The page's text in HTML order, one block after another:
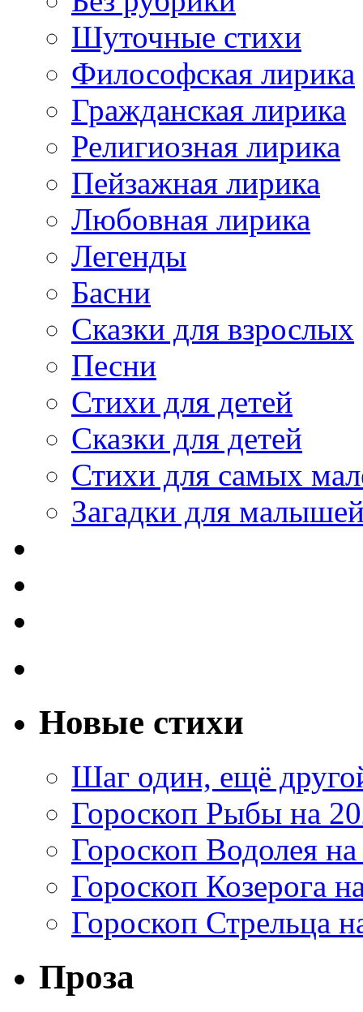
Шуточные стихи
Философская лирика
Гражданская лирика
Религиозная лирика
Пейзажная лирика
Любовная лирика
Легенды
Басни
Сказки для взрослых
Песни
Стихи для детей
Сказки для детей
Стихи для самых
Загадки для
Новые стихи
Шаг один, ещё
Гороскоп Рыбы на
Гороскоп Водолея
Гороскоп Козерога
Гороскоп Стрельца
Проза